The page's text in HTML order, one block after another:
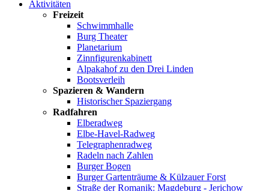
Aktivitäten
Freizeit
Schwimmhalle
Burg Theater
Planetarium
Zinnfigurenkabinett
Alpakahof zu den Drei Linden
Bootsverleih
Spazieren & Wandern
Historischer Spaziergang
Radfahren
Elberadweg
Elbe-Havel-Radweg
Telegraphenradweg
Radeln nach Zahlen
Burger Bogen
Burger Gartenträume & Külzauer Forst
Straße der Romanik: Magdeburg - Jerichow